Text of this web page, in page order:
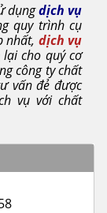
dụngdịch vụ
quy trình cụ
nhất, dịch vụ
cho quý cơ
công ty chất
vấn đẻ được
vụ với chất